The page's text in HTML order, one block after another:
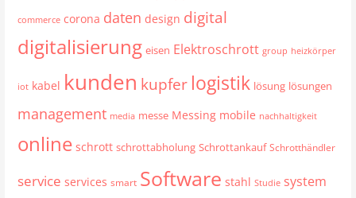
commerce corona daten design digital
digitalisierung eisen Elektroschrott group heizkörper
iot kabel kunden kupfer logistik lösung lösungen
management media messe Messing mobile nachhaltigkeit
online schrott schrottabholung Schrottankauf Schrotthändler
service services smart Software stahl Studie system